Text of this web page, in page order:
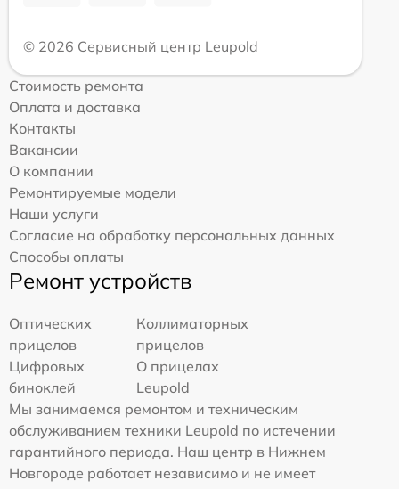
© 2026 Сервисный центр Leupold
Стоимость ремонта
Оплата и доставка
Контакты
Вакансии
О компании
Ремонтируемые модели
Наши услуги
Согласие на обработку персональных данных
Способы оплаты
Ремонт устройств
Оптических
прицелов
Коллиматорных
прицелов
Цифровых
биноклей
О прицелах
Leupold
Мы занимаемся ремонтом и техническим
обслуживанием техники Leupold по истечении
гарантийного периода. Наш центр в Нижнем
Новгороде работает независимо и не имеет